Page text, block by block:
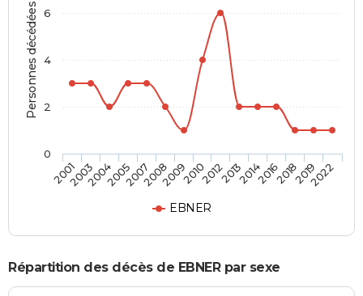
Personnes décédées
EBNER
200120032004200520072008200920102012201320142016201820192022
0
2
4
6
Répartition des décès de EBNER par sexe